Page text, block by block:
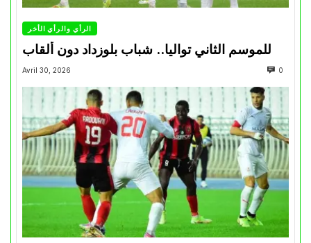
الرأي والرأي الأخر
للموسم الثاني تواليا.. شباب بلوزداد دون ألقاب
Avril 30, 2026 0